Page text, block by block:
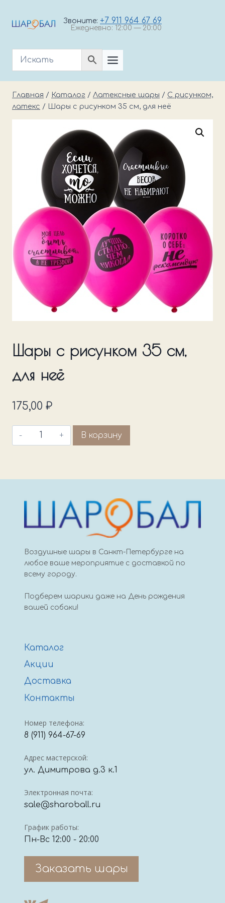
Звоните: +7 911 964 67 69
Ежедневно: 12:00 — 20:00
Главная / Каталог / Латексные шары / С рисунком,
латекс / Шары с рисунком 35 см, для неё
Шары с рисунком 35 см,
для неё
175,00 ₽
Количество
товара
35
см,
для
В корзину
Воздушные шары в Санкт-Петербурге на
любое ваше мероприятие с доставкой по
всему городу.
Подберем шарики даже на День рождения
вашей собаки!
Каталог
Акции
Доставка
Контакты
Номер телефона:
8 (911) 964-67-69
Адрес мастерской:
ул. Димитрова д.3 к.1
Электронная почта:
sale@sharoball.ru
График работы:
Пн-Вс 12:00 - 20:00
Заказать шары